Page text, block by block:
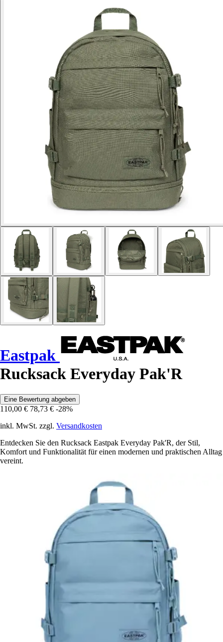
Eastpak
Rucksack Everyday Pak'R
Eine Bewertung abgeben
110,00 € 78,73 € -28%
inkl. MwSt. zzgl. Versandkosten
Entdecken Sie den Rucksack Eastpak Everyday Pak'R, der Stil,
Komfort und Funktionalität für einen modernen und praktischen Alltag
vereint.